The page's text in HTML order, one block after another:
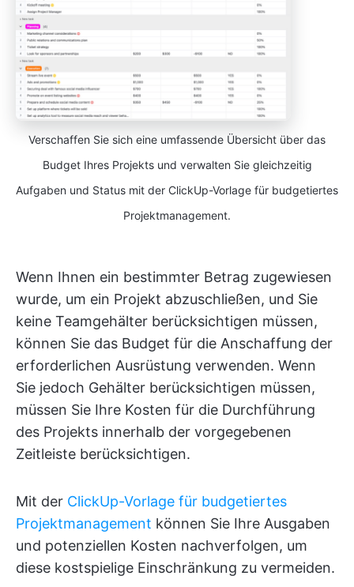
Verschaffen Sie sich eine umfassende Übersicht über das
Budget Ihres Projekts und verwalten Sie gleichzeitig
Aufgaben und Status mit der ClickUp-Vorlage für budgetiertes
Projektmanagement.
Wenn Ihnen ein bestimmter Betrag zugewiesen
wurde, um ein Projekt abzuschließen, und Sie
keine Teamgehälter berücksichtigen müssen,
können Sie das Budget für die Anschaffung der
erforderlichen Ausrüstung verwenden. Wenn
Sie jedoch Gehälter berücksichtigen müssen,
müssen Sie Ihre Kosten für die Durchführung
des Projekts innerhalb der vorgegebenen
Zeitleiste berücksichtigen.
Mit der ClickUp-Vorlage für budgetiertes
Projektmanagement können Sie Ihre Ausgaben
und potenziellen Kosten nachverfolgen, um
diese kostspielige Einschränkung zu vermeiden.